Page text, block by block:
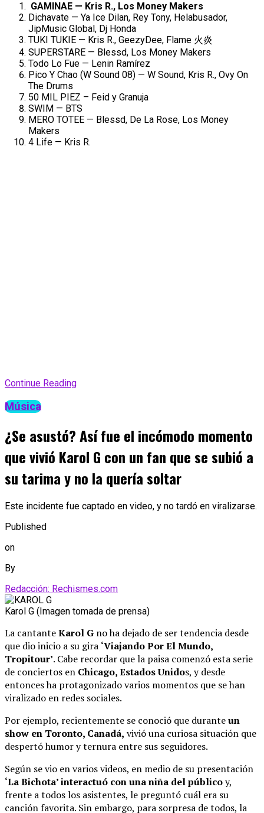
GAMINAE — Kris R., Los Money Makers
Dichavate — Ya Ice Dilan, Rey Tony, Helabusador,
JipMusic Global, Dj Honda
TUKI TUKIE — Kris R., GeezyDee, Flame 火炎
SUPERSTARE — Blessd, Los Money Makers
Todo Lo Fue — Lenin Ramírez
Pico Y Chao (W Sound 08) — W Sound, Kris R., Ovy On
The Drums
50 MIL PIEZ – Feid y Granuja
SWIM — BTS
MERO TOTEE — Blessd, De La Rose, Los Money
Makers
4 Life — Kris R.
Continue Reading
Música
¿Se asustó? Así fue el incómodo momento
que vivió Karol G con un fan que se subió a
su tarima y no la quería soltar
Este incidente fue captado en video, y no tardó en viralizarse.
Published
on
By
Redacción: Rechismes.com
Karol G (Imagen tomada de prensa)
La cantanteKarol G no ha dejado de ser tendencia desde
que dio inicio a su gira ‘Viajando Por El Mundo,
Tropitour’. Cabe recordar que la paisa comenzó esta serie
de conciertos en Chicago, Estados Unidos, y desde
entonces ha protagonizado varios momentos que se han
viralizado en redes sociales.
Por ejemplo, recientemente se conoció que duranteun
show en Toronto, Canadá, vivió una curiosa situación que
despertó humor y ternura entre sus seguidores.
Según se vio en varios videos, en medio de su presentación
‘La Bichota’ interactuó con una niña del públicoy,
frente a todos los asistentes, le preguntó cuál era su
canción favorita. Sin embargo, para sorpresa de todos, la